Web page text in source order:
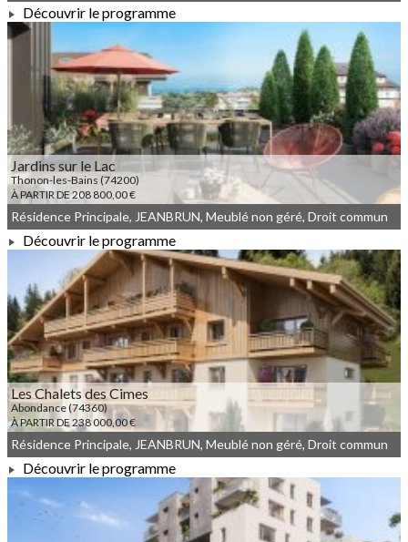
À PARTIR DE 200 000,00 €
Découvrir le programme
Jardins sur le Lac
Thonon-les-Bains (74200)
À PARTIR DE 208 800,00 €
À PARTIR DE 208 800,00 €
Résidence Principale, JEANBRUN, Meublé non géré, Droit commun
Découvrir le programme
Les Chalets des Cimes
Abondance (74360)
À PARTIR DE 238 000,00 €
À PARTIR DE 238 000,00 €
Résidence Principale, JEANBRUN, Meublé non géré, Droit commun
Découvrir le programme